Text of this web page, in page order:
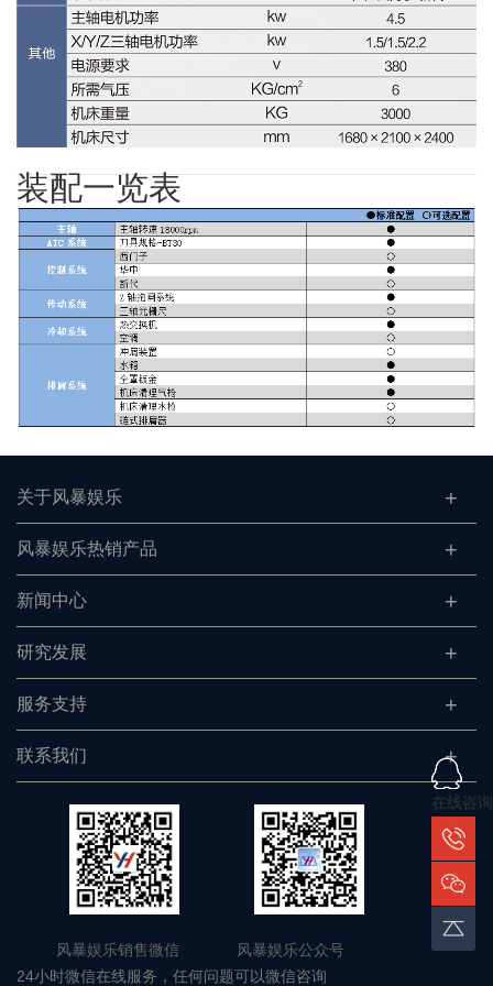
装配一览表
关于风暴娱乐
风暴娱乐热销产品
新闻中心
研究发展
服务支持
联系我们
风暴娱乐销售微信 风暴娱乐公众号
24小时微信在线服务，任何问题可以微信咨询
在线咨询